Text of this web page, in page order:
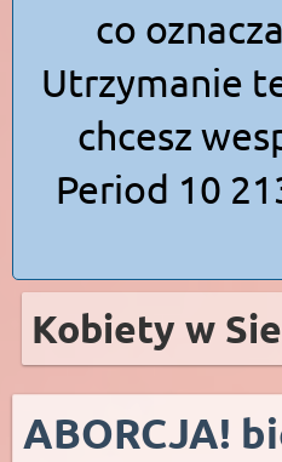
co
Utrzymanie
chcesz
Period 10
Kobiety w
ABORCJA!